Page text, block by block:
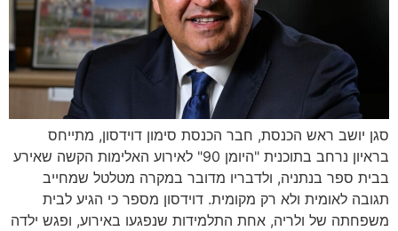
סגן יושב ראש הכנסת, חבר הכנסת סימון דוידסון, מתייחס
בראיון נרחב בתוכנית "היומן 90" לאירוע האלימות הקשה שאירע
בבית ספר בנתניה, ולדבריו מדובר במקרה מטלטל שמחייב
תגובה לאומית ולא רק מקומית. דוידסון מספר כי הגיע לבית
משפחתה של ולריה, אחת התלמידות שנפגעו באירוע, ופגש ילדה